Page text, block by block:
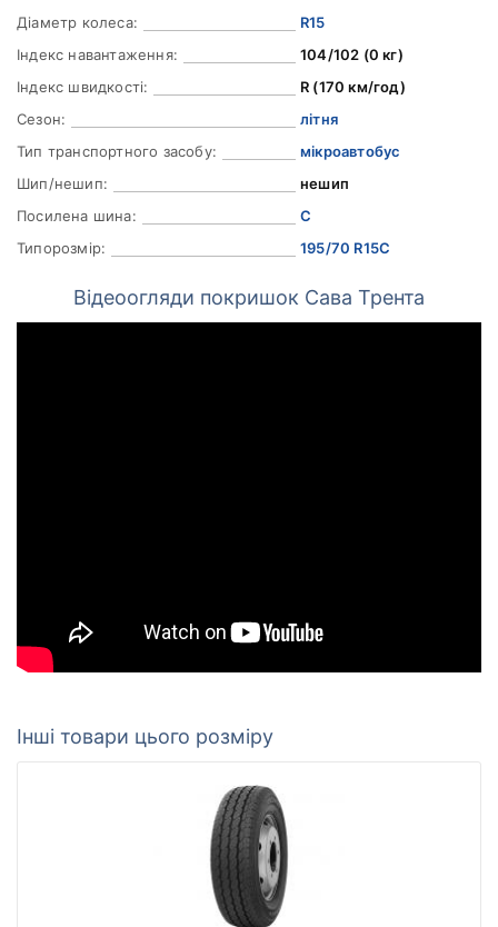
Діаметр колеса:
R15
Індекс навантаження:
104/102 (0 кг)
Індекс швидкості:
R (170 км/год)
Сезон:
літня
Тип транспортного засобу:
мікроавтобус
Шип/нешип:
нешип
Посилена шина:
C
Типорозмір:
195/70 R15C
Відеоогляди покришок Сава Трента
Інші товари цього розміру